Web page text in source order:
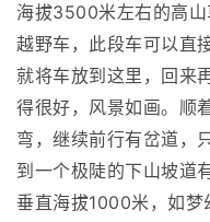
海拔3500米左右的高
越野车，此段车可以直
就将车放到这里，回来
得很好，风景如画。顺
弯，继续前行有岔道，
到一个极陡的下山坡道
垂直海拔1000米，如梦